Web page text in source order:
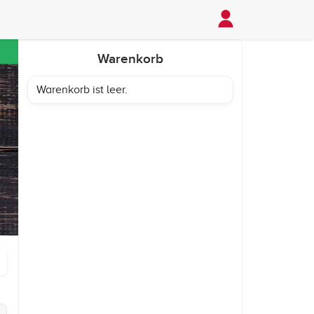
Warenkorb
Warenkorb ist leer.